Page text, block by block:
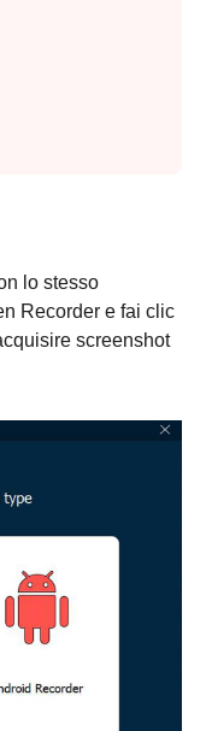
lo stesso
Recorder e fai clic
screenshot